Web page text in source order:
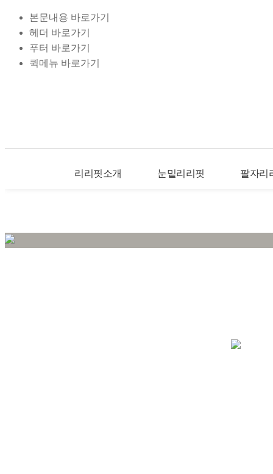
본문내용 바로가기
헤더 바로가기
푸터 바로가기
퀵메뉴 바로가기
리리핏소개 눈밑리리핏 팔자리